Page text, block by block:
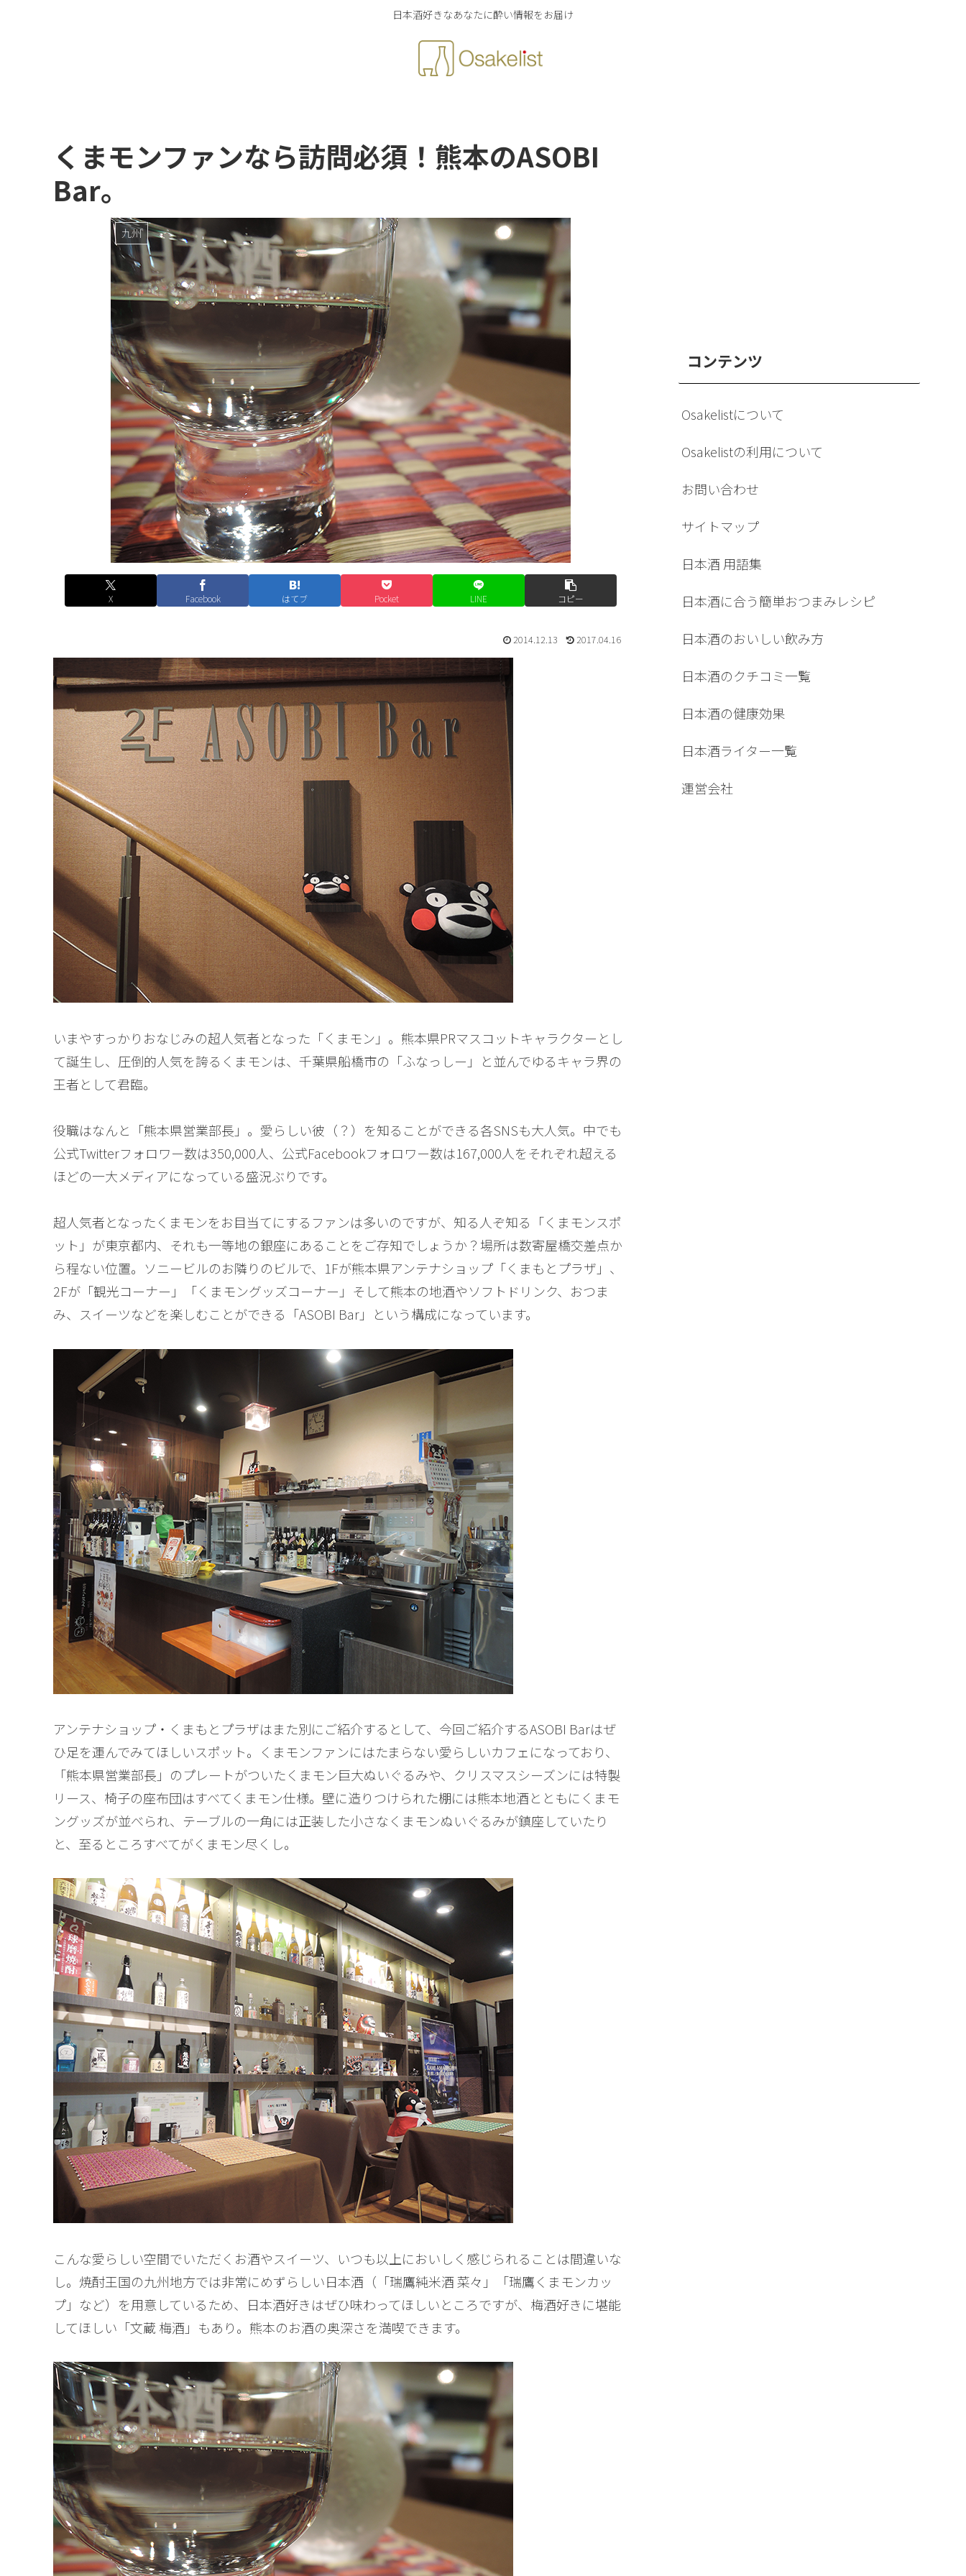
日本酒好きなあなたに酔い情報をお届け
くまモンファンなら訪問必須！熊本のASOBI
Bar。
九州
X Facebook はてブ Pocket LINE コピー
2014.12.13 2017.04.16
いまやすっかりおなじみの超人気者となった「くまモン」。熊本県PRマスコットキャラクターとし
て誕生し、圧倒的人気を誇るくまモンは、千葉県船橋市の「ふなっしー」と並んでゆるキャラ界の
王者として君臨。
役職はなんと「熊本県営業部長」。愛らしい彼（？）を知ることができる各SNSも大人気。中でも
公式Twitterフォロワー数は350,000人、公式Facebookフォロワー数は167,000人をそれぞれ超える
ほどの一大メディアになっている盛況ぶりです。
超人気者となったくまモンをお目当てにするファンは多いのですが、知る人ぞ知る「くまモンスポ
ット」が東京都内、それも一等地の銀座にあることをご存知でしょうか？場所は数寄屋橋交差点か
ら程ない位置。ソニービルのお隣りのビルで、1Fが熊本県アンテナショップ「くまもとプラザ」、
2Fが「観光コーナー」「くまモングッズコーナー」そして熊本の地酒やソフトドリンク、おつま
み、スイーツなどを楽しむことができる「ASOBI Bar」という構成になっています。
アンテナショップ・くまもとプラザはまた別にご紹介するとして、今回ご紹介するASOBI Barはぜ
ひ足を運んでみてほしいスポット。くまモンファンにはたまらない愛らしいカフェになっており、
「熊本県営業部長」のプレートがついたくまモン巨大ぬいぐるみや、クリスマスシーズンには特製
リース、椅子の座布団はすべてくまモン仕様。壁に造りつけられた棚には熊本地酒とともにくまモ
ングッズが並べられ、テーブルの一角には正装した小さなくまモンぬいぐるみが鎮座していたり
と、至るところすべてがくまモン尽くし。
こんな愛らしい空間でいただくお酒やスイーツ、いつも以上においしく感じられることは間違いな
し。焼酎王国の九州地方では非常にめずらしい日本酒（「瑞鷹純米酒 菜々」「瑞鷹くまモンカッ
プ」など）を用意しているため、日本酒好きはぜひ味わってほしいところですが、梅酒好きに堪能
してほしい「文蔵 梅酒」もあり。熊本のお酒の奥深さを満喫できます。
コンテンツ
Osakelistについて
Osakelistの利用について
お問い合わせ
サイトマップ
日本酒 用語集
日本酒に合う簡単おつまみレシピ
日本酒のおいしい飲み方
日本酒のクチコミ一覧
日本酒の健康効果
日本酒ライター一覧
運営会社